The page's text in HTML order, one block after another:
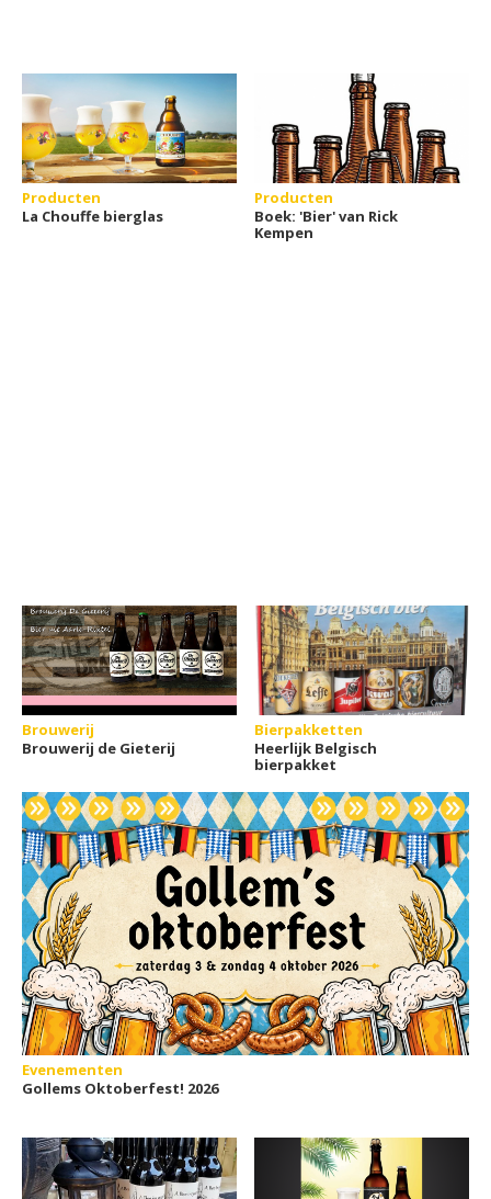
Producten
La Chouffe bierglas
Producten
Boek: 'Bier' van Rick
Kempen
Brouwerij
Brouwerij de Gieterij
Bierpakketten
Heerlijk Belgisch
bierpakket
Evenementen
Gollems Oktoberfest! 2026